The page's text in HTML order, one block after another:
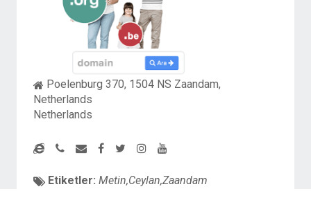
Poelenburg 370, 1504 NS Zaandam,
Netherlands
Netherlands
Etiketler: Metin,Ceylan,Zaandam